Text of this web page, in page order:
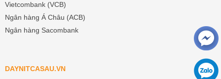
Vietcombank (VCB)
Ngân hàng Á Châu (ACB)
Ngân hàng Sacombank
DAYNITCASAU.VN